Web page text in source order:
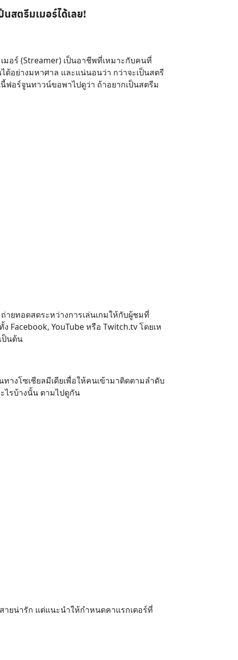
สตรีมเมอร์ได้เลย!
ร์ (Streamer) เป็นอาชีพที่เหมาะกับคนที่
ด้อย่างมหาศาล และแน่นอนว่า กว่าจะเป็นสตรี
ฟอร์จูนทาวน์ขอพาไปดูว่า ถ้าอยากเป็นสตรีม
ยทอดสดระหว่างการเล่นเกมให้กับผู้ชมที่
YouTube หรือ Twitch.tv โดยเห
ป็นต้น
างโซเชียลมีเดียเพื่อให้คนเข้ามาติดตามลำดับ
ไรบ้างนั้น ตามไปดูกัน
ายน่ารัก แต่แนะนำให้กำหนดคาแรกเตอร์ที่